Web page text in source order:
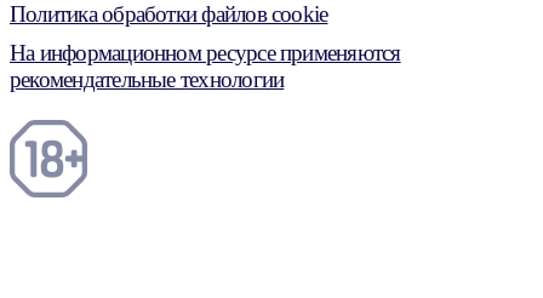
Политика обработки файлов cookie
На информационном ресурсе применяются
рекомендательные технологии